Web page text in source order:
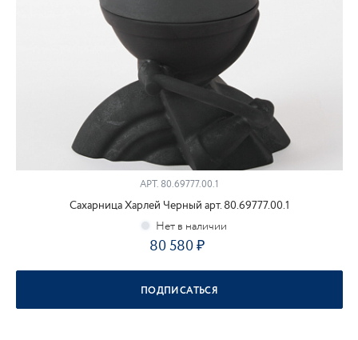
АРТ. 80.69777.00.1
Сахарница Харлей Черный арт. 80.69777.00.1
80 580
ПОДПИСАТЬСЯ